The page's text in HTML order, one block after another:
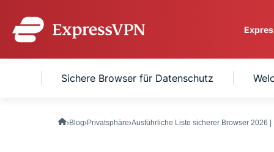
VPN protection for
Sichere Browser für Datenschutz
Blog Privatsphäre Ausführliche Liste sicherer Browser 2026 |